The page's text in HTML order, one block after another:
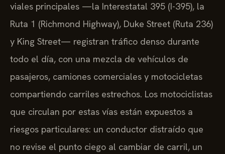
viales principales —la Interestatal 395 (I-395), la
Ruta 1 (Richmond Highway), Duke Street (Ruta 236)
y King Street— registran tráfico denso durante
todo el día, con una mezcla de vehículos de
pasajeros, camiones comerciales y motocicletas
compartiendo carriles estrechos. Los motociclistas
que circulan por estas vías están expuestos a
riesgos particulares: un conductor distraído que
no revise el punto ciego al cambiar de carril, un